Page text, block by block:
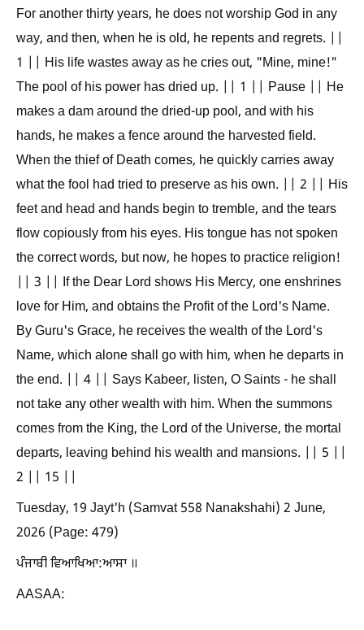
For another thirty years, he does not worship God in any
way, and then, when he is old, he repents and regrets. ||
1 || His life wastes away as he cries out, "Mine, mine!"
The pool of his power has dried up. || 1 || Pause || He
makes a dam around the dried-up pool, and with his
hands, he makes a fence around the harvested field.
When the thief of Death comes, he quickly carries away
what the fool had tried to preserve as his own. || 2 || His
feet and head and hands begin to tremble, and the tears
flow copiously from his eyes. His tongue has not spoken
the correct words, but now, he hopes to practice religion!
|| 3 || If the Dear Lord shows His Mercy, one enshrines
love for Him, and obtains the Profit of the Lord's Name.
By Guru's Grace, he receives the wealth of the Lord's
Name, which alone shall go with him, when he departs in
the end. || 4 || Says Kabeer, listen, O Saints - he shall
not take any other wealth with him. When the summons
comes from the King, the Lord of the Universe, the mortal
departs, leaving behind his wealth and mansions. || 5 ||
2 || 15 ||
Tuesday, 19 Jayt'h (Samvat 558 Nanakshahi) 2 June,
2026 (Page: 479)
ਪੰਜਾਬੀ ਵਿਆਖਿਆ:ਆਸਾ ॥
AASAA: